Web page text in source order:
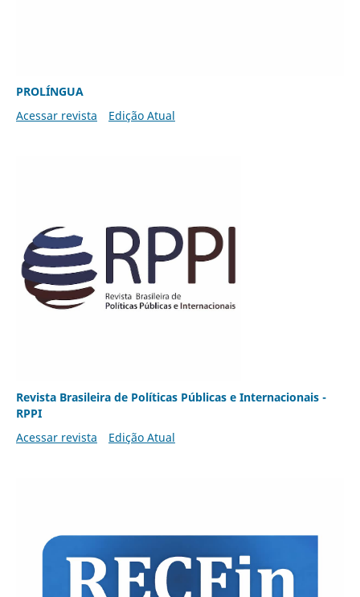
PROLÍNGUA
Acessar revista
Edição Atual
Revista Brasileira de Políticas Públicas e Internacionais -
RPPI
Acessar revista
Edição Atual